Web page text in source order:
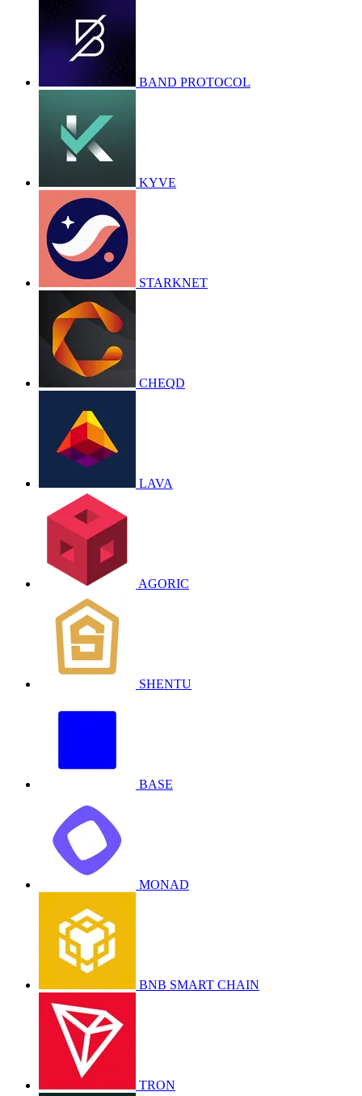
BAND PROTOCOL
KYVE
STARKNET
CHEQD
LAVA
AGORIC
SHENTU
BASE
MONAD
BNB SMART CHAIN
TRON